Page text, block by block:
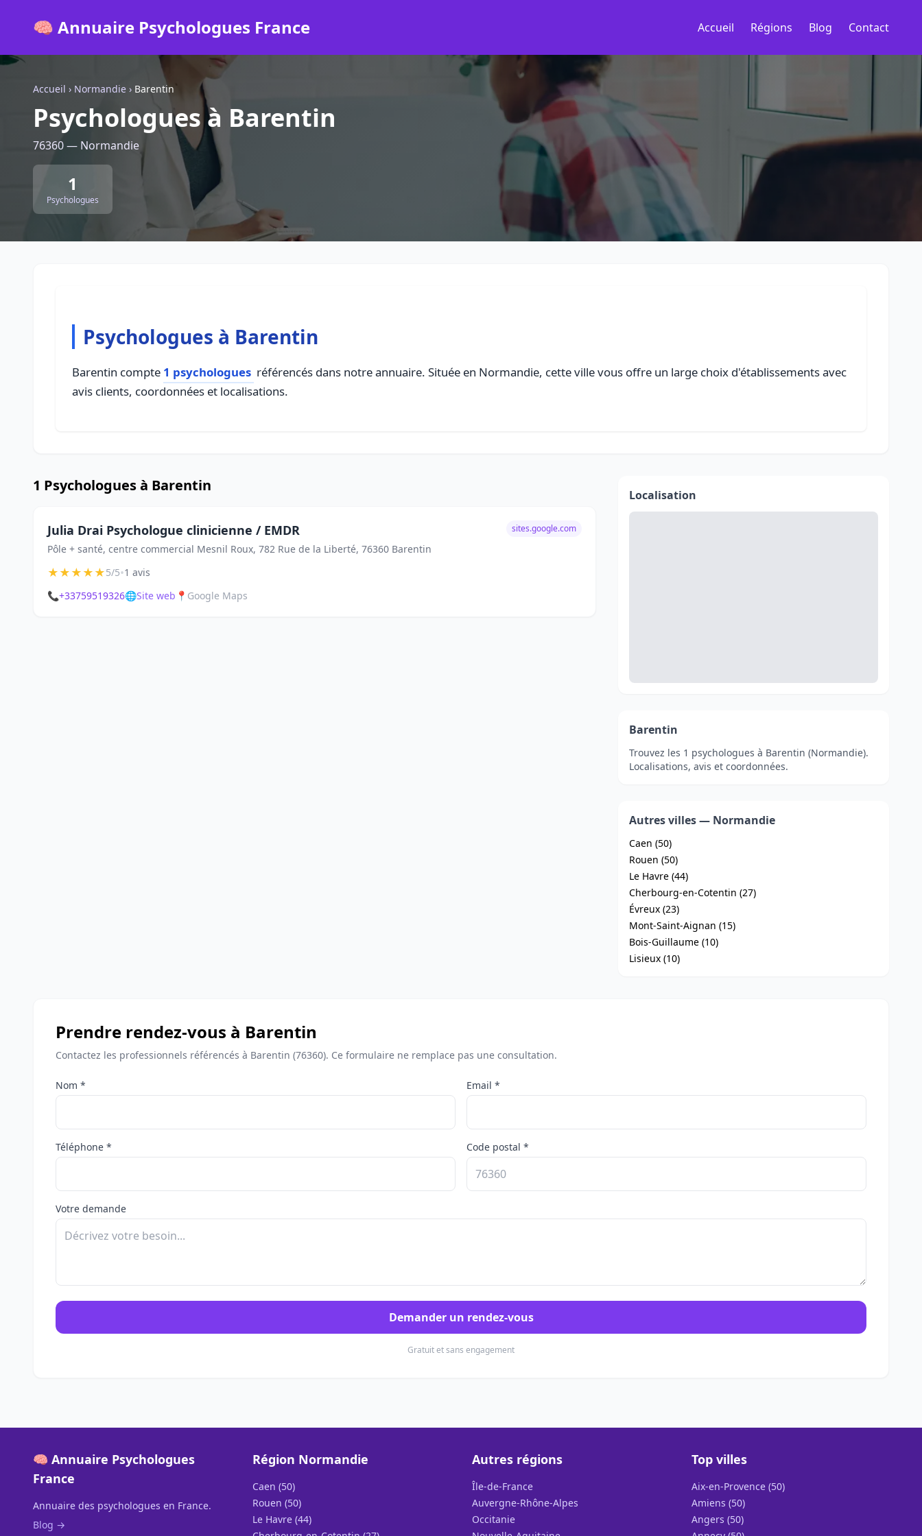
🧠 Annuaire Psychologues France Accueil Régions Blog Contact
Accueil › Normandie › Barentin
Psychologues à Barentin
76360 — Normandie
1
Psychologues
Psychologues à Barentin
Barentin compte 1 psychologues référencés dans notre annuaire. Située en Normandie, cette ville vous offre un large choix d'établissements avec
avis clients, coordonnées et localisations.
1 Psychologues à Barentin
Julia Drai Psychologue clinicienne / EMDR
Pôle + santé, centre commercial Mesnil Roux, 782 Rue de la Liberté, 76360 Barentin
sites.google.com
★★★★★5/5•1 avis
📞+33759519326🌐Site web 📍 Google Maps
Localisation
Barentin
Trouvez les 1 psychologues à Barentin (Normandie).
Localisations, avis et coordonnées.
Autres villes — Normandie
Caen (50)
Rouen (50)
Le Havre (44)
Cherbourg-en-Cotentin (27)
Évreux (23)
Mont-Saint-Aignan (15)
Bois-Guillaume (10)
Lisieux (10)
Prendre rendez-vous à Barentin
Contactez les professionnels référencés à Barentin (76360). Ce formulaire ne remplace pas une consultation.
Nom * Email *
Téléphone * Code postal *
Votre demande
Demander un rendez-vous
Gratuit et sans engagement
🧠 Annuaire Psychologues
France
Annuaire des psychologues en France.
Blog →
Région Normandie
Caen (50)
Rouen (50)
Le Havre (44)
Autres régions
Île-de-France
Auvergne-Rhône-Alpes
Occitanie
Top villes
Aix-en-Provence (50)
Amiens (50)
Angers (50)